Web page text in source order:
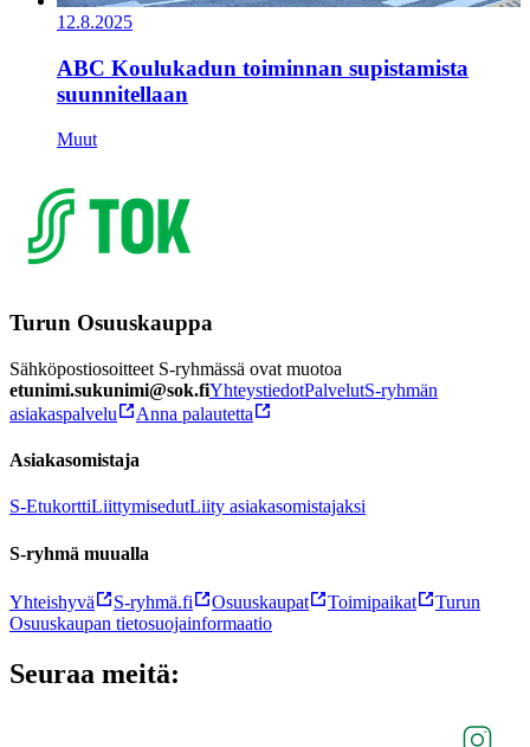
12.8.2025
ABC Koulukadun toiminnan supistamista
suunnitellaan
Muut
Turun Osuuskauppa
Sähköpostiosoitteet S-ryhmässä ovat muotoa
etunimi.sukunimi@sok.fiYhteystiedotPalvelutS-ryhmän
asiakaspalvelu
Anna palautetta
Asiakasomistaja
S-EtukorttiLiittymisedutLiity asiakasomistajaksi
S-ryhmä muualla
Yhteishyvä S-ryhmä.fi Osuuskaupat Toimipaikat
Turun
Osuuskaupan tietosuojainformaatio
Seuraa meitä: